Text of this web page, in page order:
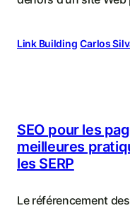
Link Building Carlos
SEO pour les
meilleures
les SERP
Le référencement